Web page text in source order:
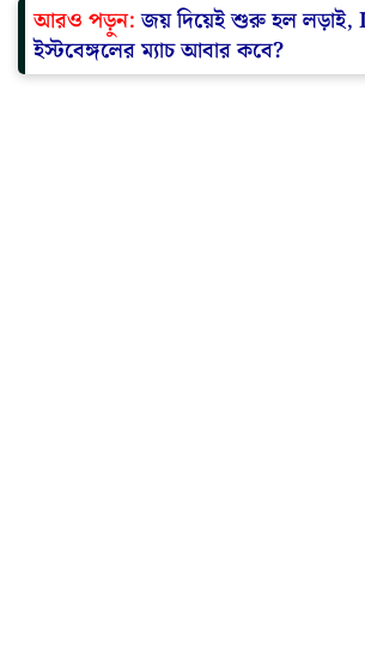
আরও পড়ুন:জয় দিয়েই শুরু হল লড়াই,
ইস্টবেঙ্গলের ম্যাচ আবার কবে?